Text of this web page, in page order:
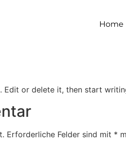
Home
Edit or delete it, then start
Erforderliche Felder sind mit *